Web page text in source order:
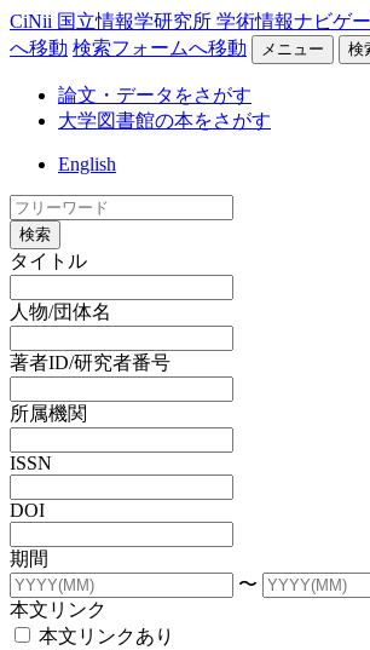
CiNii 国立情報学研究所 学術情報ナビゲ
へ移動 検索フォームへ移動 メニュー 検
論文・データをさがす
大学図書館の本をさがす
English
検索
タイトル
人物/団体名
著者ID/研究者番号
所属機関
ISSN
DOI
期間
〜
本文リンク
本文リンクあり